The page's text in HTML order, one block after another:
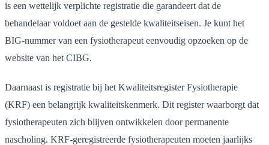
is een wettelijk verplichte registratie die garandeert dat de
behandelaar voldoet aan de gestelde kwaliteitseisen. Je kunt het
BIG-nummer van een fysiotherapeut eenvoudig opzoeken op de
website van het CIBG.
Daarnaast is registratie bij het Kwaliteitsregister Fysiotherapie
(KRF) een belangrijk kwaliteitskenmerk. Dit register waarborgt dat
fysiotherapeuten zich blijven ontwikkelen door permanente
nascholing. KRF-geregistreerde fysiotherapeuten moeten jaarlijks